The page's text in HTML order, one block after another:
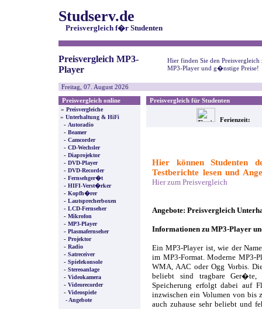
Studserv.de
Preisvergleich f�r Studenten
Preisvergleich MP3-
Player
Hier finden Sie den Preisvergleich
MP3-Player und g�nstige Preise!
Freitag, 07. August 2026
Preisvergleich online
» Preisvergleiche
» Unterhaltung & HiFi
- Autoradio
- Beamer
- Camcorder
- CD-Wechsler
- Diaprojektor
- DVD-Player
- DVD-Recorder
- Fernsehger�t
- HIFI-Verst�rker
- Kopfh�rer
- Lautsprecherboxen
- LCD-Fernseher
- Mikrofon
- MP3-Player
- Plasmafernseher
- Projektor
- Radio
- Satreceiver
- Spielekonsole
- Stereoanlage
- Videokamera
- Videorecorder
- Videospiele
- Angebote
Preisvergleich für Studenten
Ferienzeit:
Hier können Studenten
Testberichte lesen und
Hier zum Preisvergleich
Angebote: Preisvergleich
Informationen zu MP3-Player
Ein MP3-Player ist, wie der
im MP3-Format. Moderne MP3-
WMA, AAC oder Ogg Vorbis.
beliebt sind tragbare
Speicherung erfolgt dabei auf
inzwischen ein Volumen von bis
auch zuhause sehr beliebt und